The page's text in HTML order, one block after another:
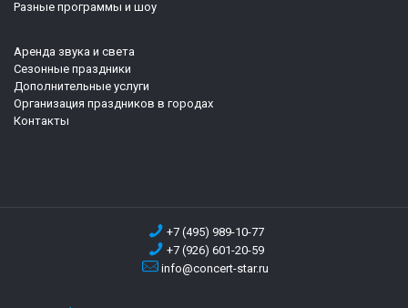
Разные программы и шоу
Аренда звука и света
Сезонные праздники
Дополнительные услуги
Организация праздников в городах
Контакты
+7 (495) 989-10-77
+7 (926) 601-20-59
info@concert-star.ru